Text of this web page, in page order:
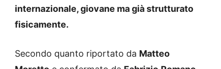
internazionale, giovane ma già strutturato
fisicamente.
Secondo quanto riportato da Matteo